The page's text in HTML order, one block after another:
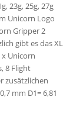
23g, 25g, 27g
Unicorn Logo
Gripper 2
gibt es das XL
Unicorn
8 Flight
zusätzlichen
mm D1= 6,81